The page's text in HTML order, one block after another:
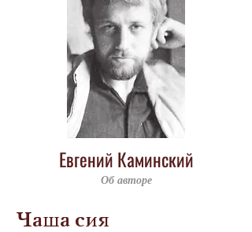
Евгений Каминский
Об авторе
Чаша сия